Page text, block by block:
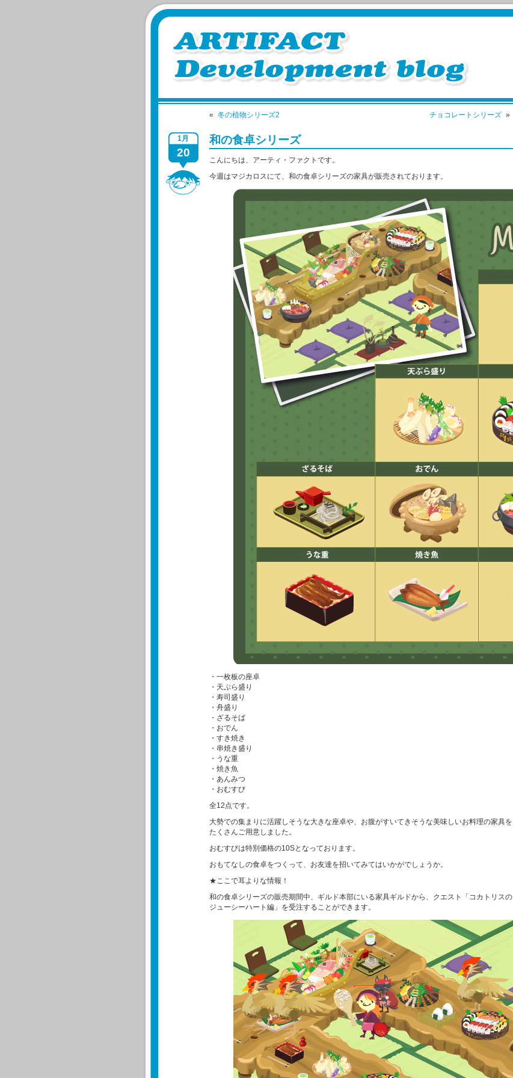
« 冬の植物シリーズ2 チョコレートシリーズ »
1月
20
和の食卓シリーズ
こんにちは、アーティ・ファクトです。
今週はマジカロスにて、和の食卓シリーズの家具が販売されております。
・一枚板の座卓
・天ぷら盛り
・寿司盛り
・舟盛り
・ざるそば
・おでん
・すき焼き
・串焼き盛り
・うな重
・焼き魚
・あんみつ
・おむすび
全12点です。
大勢での集まりに活躍しそうな大きな座卓や、お腹がすいてきそうな美味しいお料理の家具を
たくさんご用意しました。
おむすびは特別価格の10Sとなっております。
おもてなしの食卓をつくって、お友達を招いてみてはいかがでしょうか。
★ここで耳よりな情報！
和の食卓シリーズの販売期間中、ギルド本部にいる家具ギルドから、クエスト「コカトリスの
ジューシーハート編」を受注することができます。